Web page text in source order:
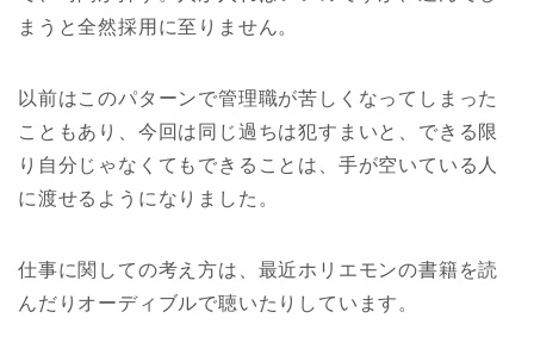
まうと全然採用に至りません。
以前はこのパターンで管理職が苦しくなってしまった
こともあり、今回は同じ過ちは犯すまいと、できる限
り自分じゃなくてもできることは、手が空いている人
に渡せるようになりました。
仕事に関しての考え方は、最近ホリエモンの書籍を読
んだりオーディブルで聴いたりしています。